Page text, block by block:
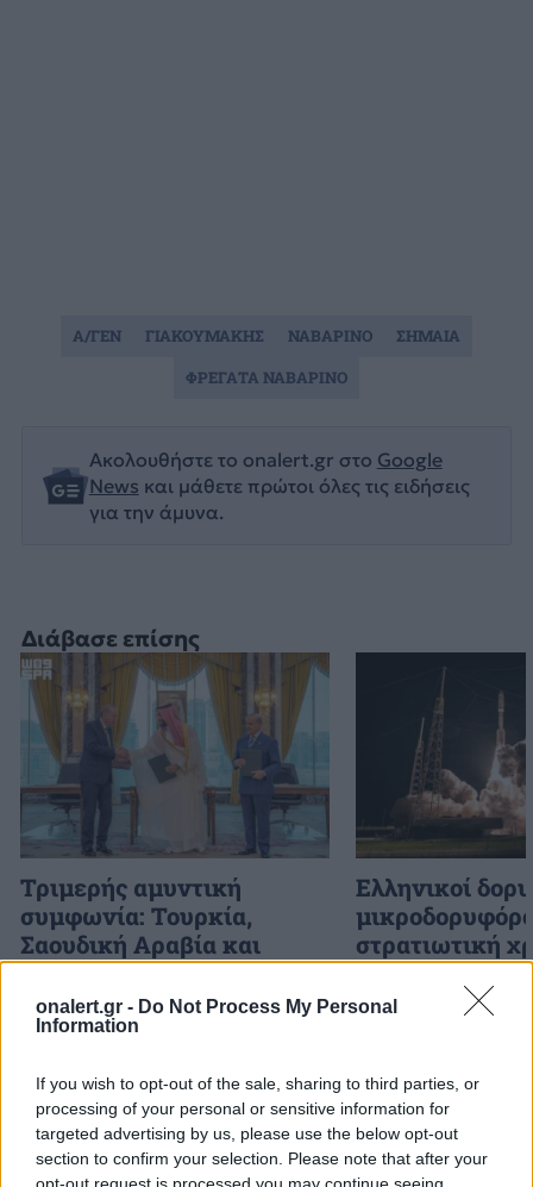
onalert.gr - Do Not Process My Personal
Information
If you wish to opt-out of the sale, sharing to third parties, or
processing of your personal or sensitive information for
targeted advertising by us, please use the below opt-out
section to confirm your selection. Please note that after your
Διάβασε επίσης
Τριμερής αμυντική
συμφωνία: Τουρκία,
Σαουδική Αραβία και
Πακιστάν ενισχύουν τους
δεσμούς τους
Ελληνικοί
στρατιωτική
σχεδιασμός
αξιοποίηση της
Ακολουθήστε το onalert.gr στο Google
News και μάθετε πρώτοι όλες τις ειδήσεις
για την άμυνα.
Α/ΓΕΝ ΓΙΑΚΟΥΜΑΚΗΣ ΝΑΒΑΡΙΝΟ
ΣΗΜΑΙΑ
ΦΡΕΓΑΤΑ ΝΑΒΑΡΙΝΟ
ΔΙΑΦΗΜΙΣΗ